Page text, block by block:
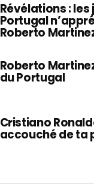
Révélations : les
Portugal
Roberto
Roberto
du Portugal
Cristiano
accouché de ta